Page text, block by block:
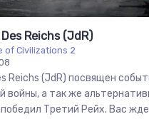
Reichs (JdR)
of Civilizations 2
Reichs (JdR) посвящен
войны, а так же
Третий Рейх. Вас